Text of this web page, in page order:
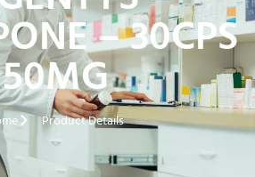
– 30CPS
50MG
Product Details